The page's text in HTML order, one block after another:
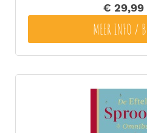
€ 29,99
MEER INFO /